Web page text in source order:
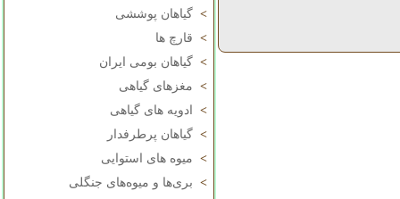
> گیاهان پوششی
> قارچ ها
> گیاهان بومی ایران
> مغزهای گیاهی
>
ادویه های گیاهی
> گیاهان پرطرفدار
> میوه های استوایی
> بری‌ها و میوه‌های جنگلی